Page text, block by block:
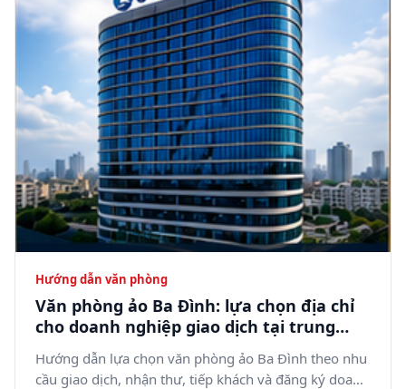
Hướng dẫn văn phòng
Văn phòng ảo Ba Đình: lựa chọn địa chỉ
cho doanh nghiệp giao dịch tại trung
tâm Hà Nội
Hướng dẫn lựa chọn văn phòng ảo Ba Đình theo nhu
cầu giao dịch, nhận thư, tiếp khách và đăng ký doanh